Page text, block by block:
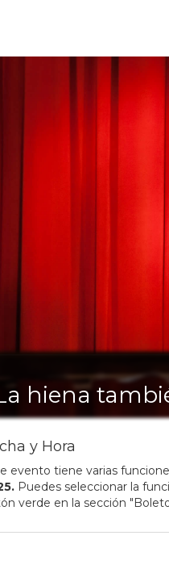
hiena
y Hora
evento tiene varias
.Puedes seleccionar la
verde en la sección